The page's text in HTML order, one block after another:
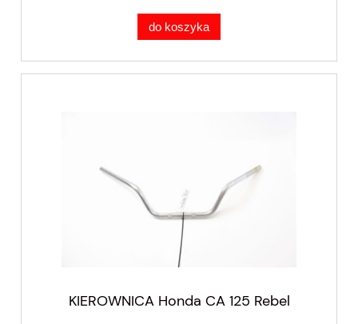
do koszyka
KIEROWNICA Honda CA 125 Rebel